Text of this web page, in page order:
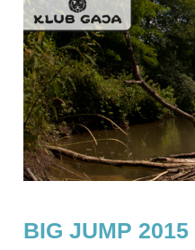
BIG JUMP 2015